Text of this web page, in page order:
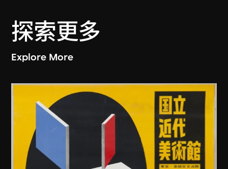
探索更多
Explore More